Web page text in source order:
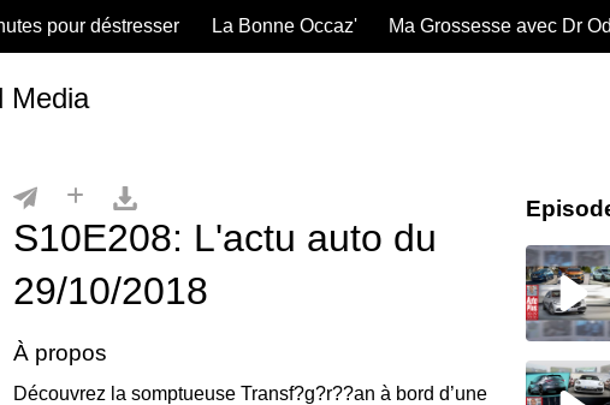
pour déstresser La Bonne Occaz' Ma Grossesse avec Dr
Media
S10E208: L'actu auto du
29/10/2018
À propos
Découvrez la somptueuse Transf?g?r??an à bord d’une